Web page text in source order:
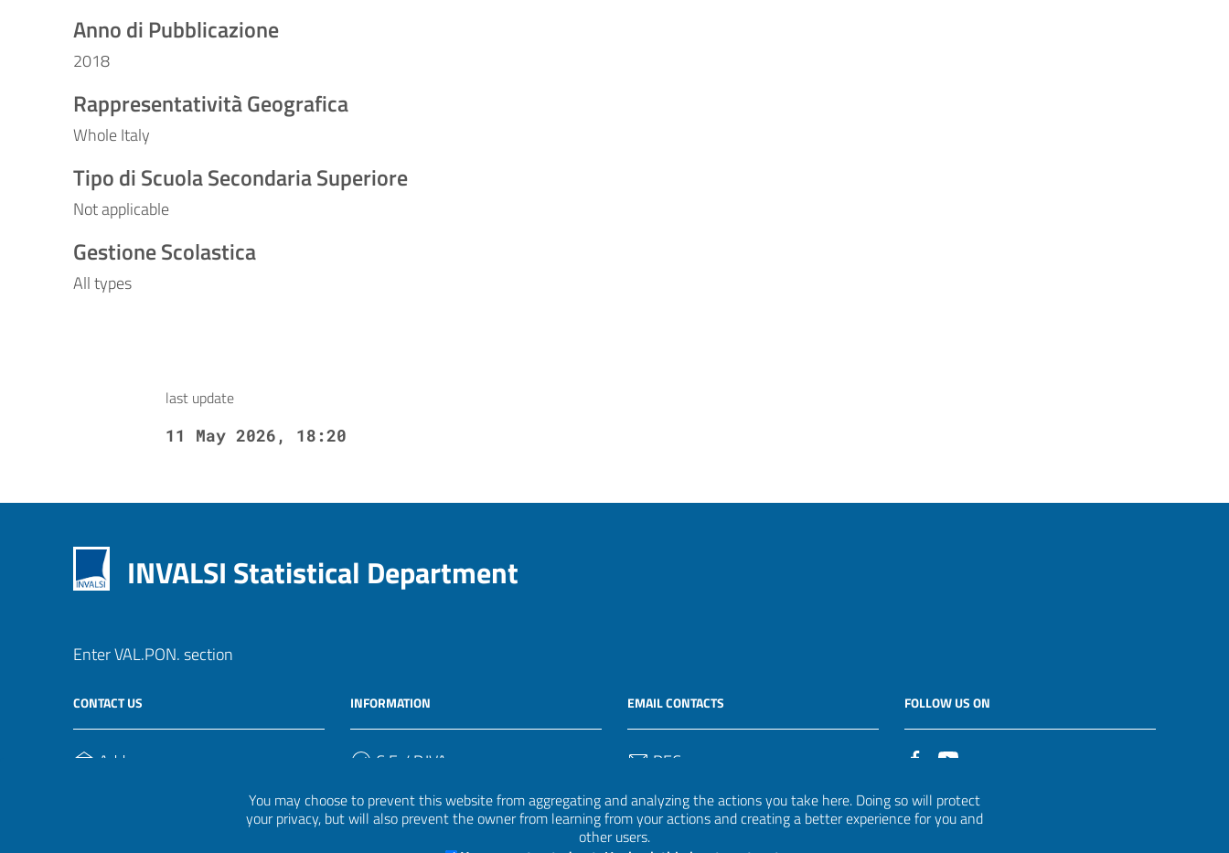
You may choose to prevent this website from aggregating and analyzing the actions you take here. Doing so will protect
your privacy, but will also prevent the owner from learning from your actions and creating a better experience for you and
other users.
Anno di Pubblicazione
2018
Rappresentatività Geografica
Whole Italy
Tipo di Scuola Secondaria Superiore
Not applicable
Gestione Scolastica
All types
last update
11 May 2026, 18:20
INVALSI Statistical Department
Enter VAL.PON. section
CONTACT US
Address
INFORMATION
C.F. / P.IVA
EMAIL CONTACTS
PEC
Email
FOLLOW US ON